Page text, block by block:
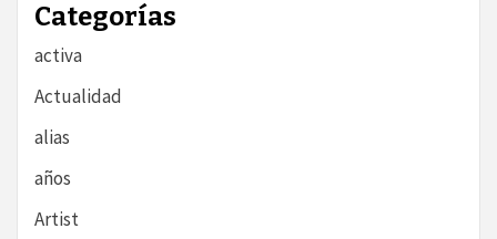
Categorías
activa
Actualidad
alias
años
Artist